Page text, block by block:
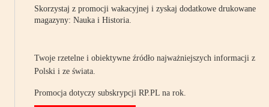
Skorzystaj z promocji wakacyjnej i zyskaj dodatkowe drukowane
magazyny: Nauka i Historia.
Twoje rzetelne i obiektywne źródło najważniejszych informacji z
Polski i ze świata.
Promocja dotyczy subskrypcji RP.PL na rok.